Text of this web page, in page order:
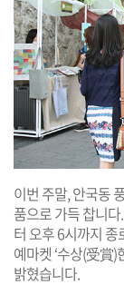
이번 주말, 안국동
품으로 가득 찹니
터 오후 6시까지
예마켓 ‘수상(受賞
밝혔습니다.